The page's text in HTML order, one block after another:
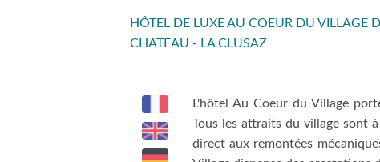
HÔTEL DE LUXE AU COEUR DU
CHATEAU - LA CLUSAZ
L'hôtel Au Coeur du Village
Tous les attraits du village sont
direct aux remontées